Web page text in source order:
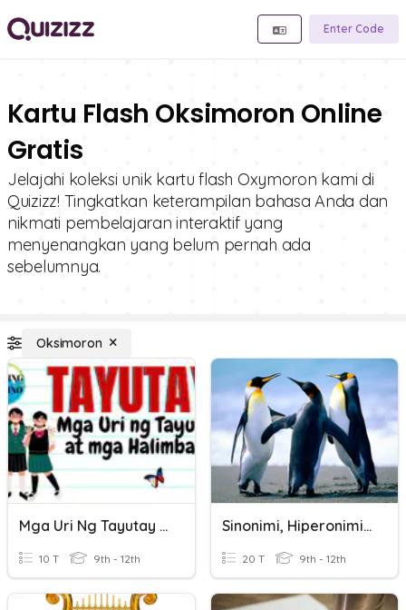
Enter Code
Kartu Flash Oksimoron Online
Gratis
Jelajahi koleksi unik kartu flash Oxymoron kami di
Quizizz! Tingkatkan keterampilan bahasa Anda dan
nikmati pembelajaran interaktif yang
menyenangkan yang belum pernah ada
sebelumnya.
Oksimoron
Mga Uri Ng Tayutay (Pre-Assessment)
10 T 9th - 12th
Sinonimi, Hiperonimi, Antonimi
20 T 9th - 12th